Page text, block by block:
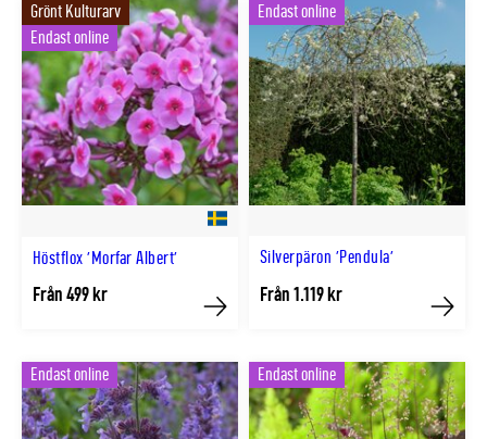
Höstflox 'Morfar Albert'
Grönt Kulturarv
Endast online
Från 499 kr
Köp
Silverpäron 'Pendula'
Endast online
Från 1.119 kr
Köp
Endast online Endast online